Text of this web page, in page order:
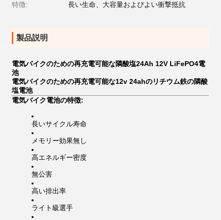
特徴: 長い生命、大容量およびよい衝撃抵抗
製品説明
電気バイクのための再充電可能な隣酸塩24Ah 12V LiFePO4電
池
電気バイクのための再充電可能な12v 24ahのリチウム鉄の隣酸
塩電池
電気バイク電池の特徴:
長いサイクル寿命
メモリー効果無し
高エネルギー密度
無公害
高い排出率
ライト級選手